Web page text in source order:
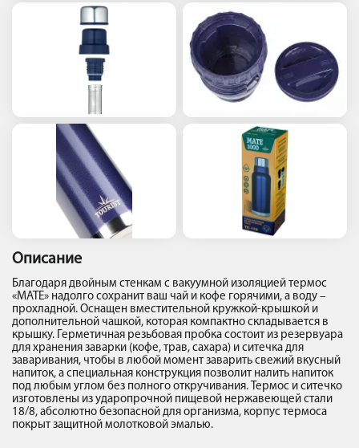
Описание
Благодаря двойным стенкам с вакуумной изоляцией термос
«MATE» надолго сохранит ваш чай и кофе горячими, а воду –
прохладной. Оснащен вместительной кружкой-крышкой и
дополнительной чашкой, которая компактно складывается в
крышку. Герметичная резьбовая пробка состоит из резервуара
для хранения заварки (кофе, трав, сахара) и ситечка для
заваривания, чтобы в любой момент заварить свежий вкусный
напиток, а специальная конструкция позволит налить напиток
под любым углом без полного откручивания. Термос и ситечко
изготовлены из ударопрочной пищевой нержавеющей стали
18/8, абсолютно безопасной для организма, корпус термоса
покрыт защитной молотковой эмалью.